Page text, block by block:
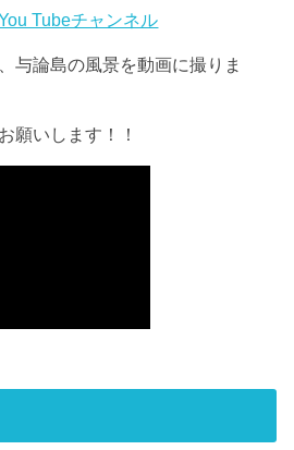
Tubeチャンネル
与論島の風景を動画に撮りま
願いします！！